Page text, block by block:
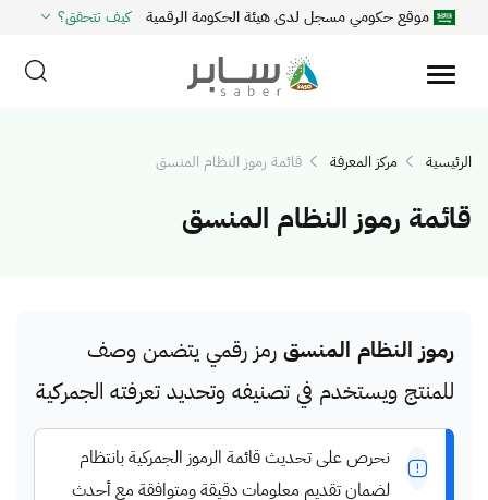
موقع حكومي مسجل لدى هيئة الحكومة الرقمية كيف تتحقق؟
الرئيسية مركز المعرفة قائمة رموز النظام المنسق
قائمة رموز النظام المنسق
رموز النظام المنسق رمز رقمي يتضمن وصف
للمنتج ويستخدم في تصنيفه وتحديد تعرفته الجمركية
نحرص على تحديث قائمة الرموز الجمركية بانتظام
لضمان تقديم معلومات دقيقة ومتوافقة مع أحدث